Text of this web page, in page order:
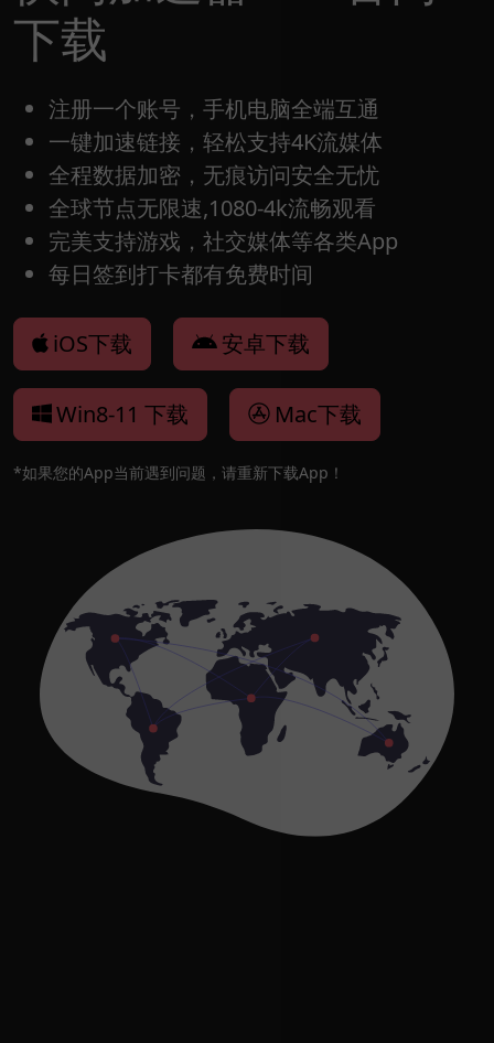
下载
注册一个账号，手机电脑全端互通
一键加速链接，轻松支持4K流媒体
全程数据加密，无痕访问安全无忧
全球节点无限速,1080-4k流畅观看
完美支持游戏，社交媒体等各类App
每日签到打卡都有免费时间
iOS下载 安卓下载
Win8-11 下载 Mac下载
*如果您的App当前遇到问题，请重新下载App！